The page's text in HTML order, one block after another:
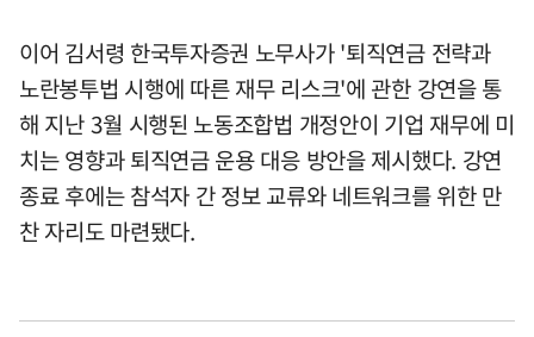
이어 김서령 한국투자증권 노무사가 '퇴직연금 전략과
노란봉투법 시행에 따른 재무 리스크'에 관한 강연을 통
해 지난 3월 시행된 노동조합법 개정안이 기업 재무에 미
치는 영향과 퇴직연금 운용 대응 방안을 제시했다. 강연
종료 후에는 참석자 간 정보 교류와 네트워크를 위한 만
찬 자리도 마련됐다.